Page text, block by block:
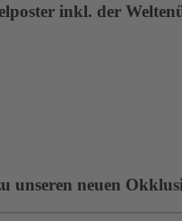
inkl. der
unseren neuen